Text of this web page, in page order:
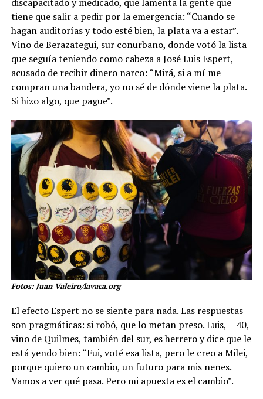
tiene que salir a pedir por la emergencia: “Cuando se
hagan auditorías y todo esté bien, la plata va a estar”.
Vino de Berazategui, sur conurbano, donde votó la lista
que seguía teniendo como cabeza a José Luis Espert,
acusado de recibir dinero narco: “Mirá, si a mí me
compran una bandera, yo no sé de dónde viene la plata.
Si hizo algo, que pague”.
Fotos: Juan Valeiro/lavaca.org
El efecto Espert no se siente para nada. Las respuestas
son pragmáticas: si robó, que lo metan preso. Luis, + 40,
vino de Quilmes, también del sur, es herrero y dice que le
está yendo bien: “Fui, voté esa lista, pero le creo a Milei,
porque quiero un cambio, un futuro para mis nenes.
Vamos a ver qué pasa. Pero mi apuesta es el cambio”.